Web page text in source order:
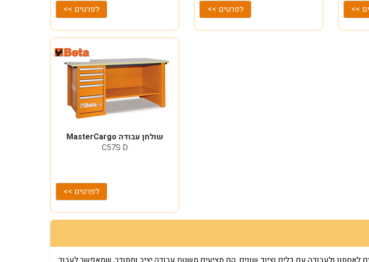
לפרטים >> לפרטים >> >>
שולחן עבודה MasterCargo
C57S D
לפרטים >>